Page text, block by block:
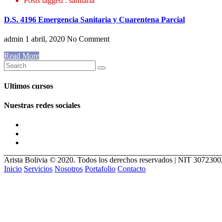
D.S. 4196 Emergencia Sanitaria y Cuarentena Parcial
admin 1 abril, 2020 No Comment
Read More
Ultimos cursos
Nuestras redes sociales
Arista Bolivia © 2020. Todos los derechos reservados | NIT
Inicio Servicios Nosotros Portafolio Contacto